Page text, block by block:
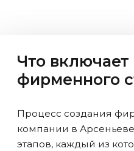
Что включает
фирменного
Процесс создания
компании в Арсеньеве
этапов, каждый из